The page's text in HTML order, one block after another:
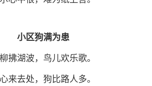
小区狗满为患
拂湖波，鸟儿欢乐歌。
来去处，狗比路人多。